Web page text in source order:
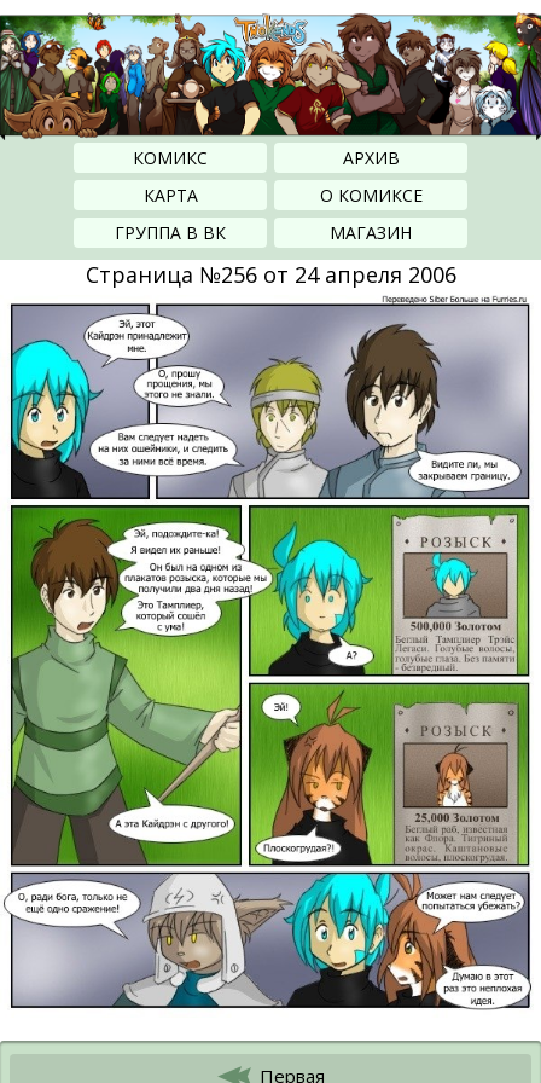
КОМИКС
АРХИВ
КАРТА
О КОМИКСЕ
ГРУППА В ВК
МАГАЗИН
Страница №256 от 24 апреля 2006
Первая